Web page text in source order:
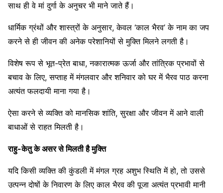
साथ ही वे मां दुर्गा के अनुचर भी माने जाते हैं।
धार्मिक ग्रंथों और शास्त्रों के अनुसार, केवल ‘काल भैरव’ के नाम का जप
करने से ही जीवन की अनेक परेशानियों से मुक्ति मिलने लगती है।
विशेष रूप से भूत-प्रेत बाधा, नकारात्मक ऊर्जा और तांत्रिक प्रभावों से
बचाव के लिए, सप्ताह में मंगलवार और शनिवार को घर में भैरव पाठ करना
अत्यंत फलदायी माना गया है।
ऐसा करने से व्यक्ति को मानसिक शांति, सुरक्षा और जीवन में आने वाली
बाधाओं से राहत मिलती है।
राहु-केतु के असर से मिलती है मुक्ति
यदि किसी व्यक्ति की कुंडली में मंगल ग्रह अशुभ स्थिति में हो, तो उससे
उत्पन्न दोषों के निवारण के लिए काल भैरव की पूजा अत्यंत प्रभावी मानी